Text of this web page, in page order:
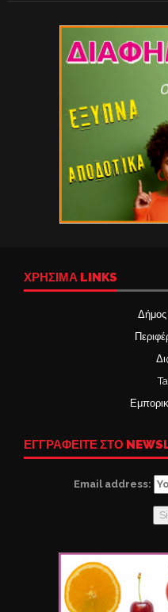
ΧΡΉΣΙΜΑ LINKS
Δήμος
ΕΓΓΡΑΦΕΙΤΕ ΣΤΟ
Email address: